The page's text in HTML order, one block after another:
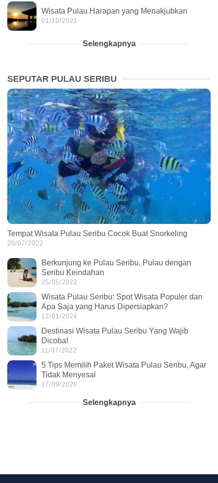
Wisata Pulau Harapan yang Menakjubkan
01/10/2021
Selengkapnya
SEPUTAR PULAU SERIBU
Tempat Wisata Pulau Seribu Cocok Buat Snorkeling
20/07/2022
Berkunjung ke Pulau Seribu, Pulau dengan
Seribu Keindahan
25/05/2022
Wisata Pulau Seribu: Spot Wisata Populer dan
Apa Saja yang Harus Dipersiapkan?
12/01/2024
Destinasi Wisata Pulau Seribu Yang Wajib
Dicoba!
11/07/2022
5 Tips Memilih Paket Wisata Pulau Seribu, Agar
Tidak Menyesal
17/09/2020
Selengkapnya